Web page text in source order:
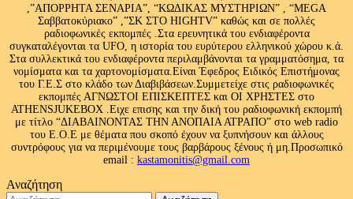
,”ΑΠΟΡΡΗΤΑ ΣΕΝΑΡΙΑ”, “ΚΩΔΙΚΑΣ ΜΥΣΤΗΡΙΩΝ” , “MEGA
Σαββατοκύριακο” ,”ΣΚ ΣΤΟ HIGHTV” καθώς και σε πολλές
ραδιοφωνικές εκπομπές .Στα ερευνητικά του ενδιαφέροντα
συγκαταλέγονται τα UFO, η ιστορία του ευρύτερου ελληνικού χώρου κ.ά.
Στα συλλεκτικά του ενδιαφέροντα περιλαμβάνονται τα γραμματόσημα, τα
νομίσματα και τα χαρτονομίσματα.Είναι Έφεδρος Ειδικός Επιστήμονας
του Γ.Ε.Σ στο κλάδο των Διαβιβάσεων.Συμμετείχε στις ραδιοφωνικές
εκπομπές ΑΓΝΩΣΤΟΙ ΕΠΙΣΚΕΠΤΕΣ και ΟΙ ΧΡΗΣΤΕΣ στο
ATHENSJUKEBOX .Ειχε επισης και την δική του ραδιοφωνική εκπομπή
με τίτλο “ΔΙΑΒΑΙΝΟΝΤΑΣ ΤΗΝ ΑΝΟΠΑΙΑ ΑΤΡΑΠΟ” στο web radio
του Ε.Ο.Ε με θέματα που σκοπό έχουν να ξυπνήσουν και άλλους
συντρόφους για να περιμένουμε τους βαρβάρους ξένους ή μη.Προσωπικό
email : kastamonitis@gmail.com
Αναζήτηση